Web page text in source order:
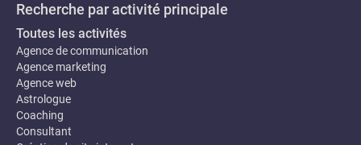
Recherche par activité principale
Toutes les activités
Agence de communication
Agence marketing
Agence web
Astrologue
Coaching
Consultant